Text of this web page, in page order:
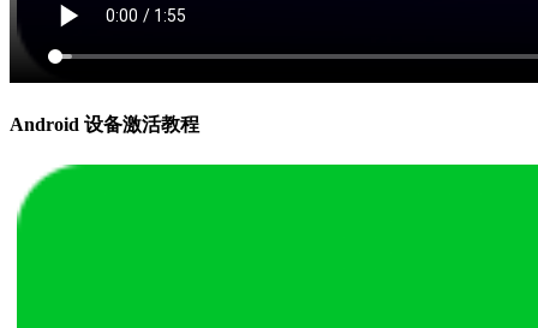
Android 设备激活教程